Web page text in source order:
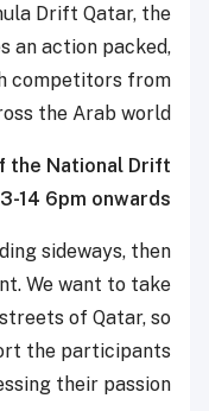
Drift Qatar, the
an action packed,
competitors from
the Arab world!
the National Drift
14 6pm onwards.
sideways, then
We want to take
of Qatar, so
the participants
their passion.